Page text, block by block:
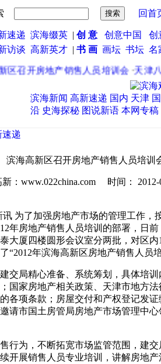
回首
速递 滨海缀英| 创 意 创意中国
创
访谈 高新英才 | 书 画 画坛 书坛 名
区召开房地产销售人员培训会·天津八
滨海新闻 高新速递 国内 天津
沿 史海探秘 图说新语 本网专稿
速递
滨海高新区召开房地产销售人员培训
：www.022china.com 时间： 2012-
为了加强房地产市场的管理工作，
年房地产销售人员培训的部署，日
大厦四楼圆形会议室分两批，对区
“2012年滨海高新区房地产销售人员
局精心准备、系统筹划，具体培训
国家房地产相关政策、天津市地方
各项条款；房屋交付和产权登记发
请市国土房管局房地产市场管理中
为，不断拓宽市场监管范围，建交
开展销售人员专业培训，讲解房地